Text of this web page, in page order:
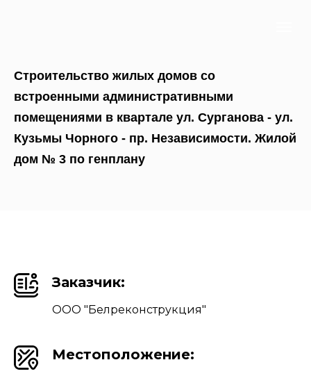
Строительство жилых домов со
встроенными административными
помещениями в квартале ул. Сурганова - ул.
Кузьмы Чорного - пр. Независимости. Жилой
дом № 3 по генплану
Заказчик:
ООО "Белреконструкция"
Местоположение: